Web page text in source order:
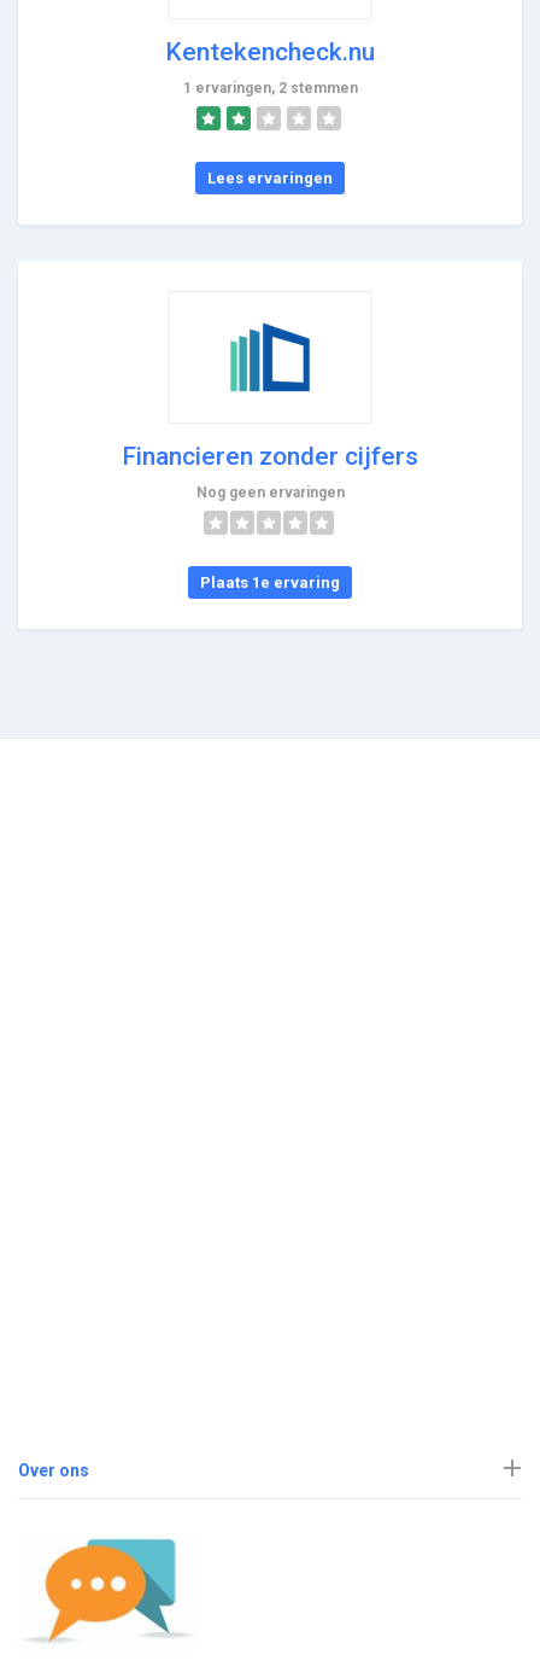
Kentekencheck.nu
1 ervaringen, 2 stemmen
Lees ervaringen
Financieren zonder cijfers
Nog geen ervaringen
Plaats 1e ervaring
Over ons